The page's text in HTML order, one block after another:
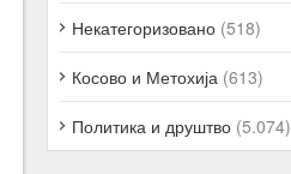
Некатегоризовано (518)
Косово и Метохија (613)
Политика и друштво (5.074)